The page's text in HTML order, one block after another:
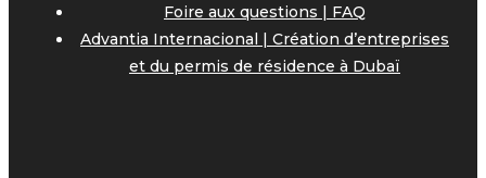
Foire aux questions | FAQ
Advantia Internacional | Création d’entreprises
et du permis de résidence à Dubaï